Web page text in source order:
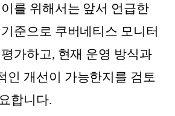
를 위해서는 앞서 언급한
준으로 쿠버네티스 모니터
가하고, 현재 운영 방식과
인 개선이 가능한지를 검토
합니다.